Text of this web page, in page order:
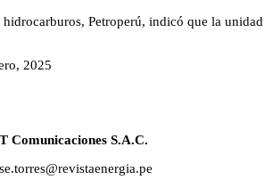
hidrocarburos, Petroperú, indicó que la unidad
2025
Comunicaciones S.A.C.